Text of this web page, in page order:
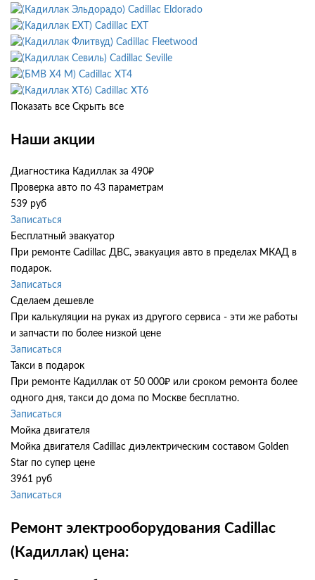
Cadillac Eldorado
Cadillac EXT
Cadillac Fleetwood
Cadillac Seville
Cadillac XT4
Cadillac XT6
Показать все Скрыть все
Наши акции
Диагностика Кадиллак за 490₽
Проверка авто по 43 параметрам
539 руб
Записаться
Бесплатный эвакуатор
При ремонте Cadillac ДВС, эвакуация авто в пределах МКАД в
подарок.
Записаться
Сделаем дешевле
При калькуляции на руках из другого сервиса - эти же работы
и запчасти по более низкой цене
Записаться
Такси в подарок
При ремонте Кадиллак от 50 000₽ или сроком ремонта более
одного дня, такси до дома по Москве бесплатно.
Записаться
Мойка двигателя
Мойка двигателя Cadillac диэлектрическим составом Golden
Star по супер цене
3961 руб
Записаться
Ремонт электрооборудования Cadillac
(Кадиллак) цена: